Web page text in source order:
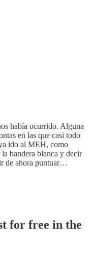
había ocurrido. Alguna
en las que casi todo
ido al MEH, como
bandera blanca y decir
de ahora puntuar…
for free in the